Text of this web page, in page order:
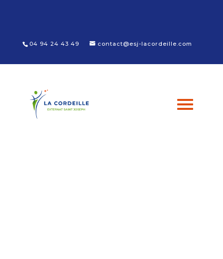
04 94 24 43 49 contact@esj-lacordeille.com